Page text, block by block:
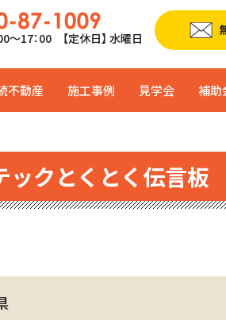
00〜17：00 【定休日】 水曜日
不動産 施工事例 見学会 補助
クとくとく伝言板